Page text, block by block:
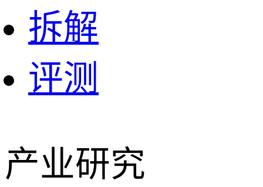
拆解
评测
产业研究